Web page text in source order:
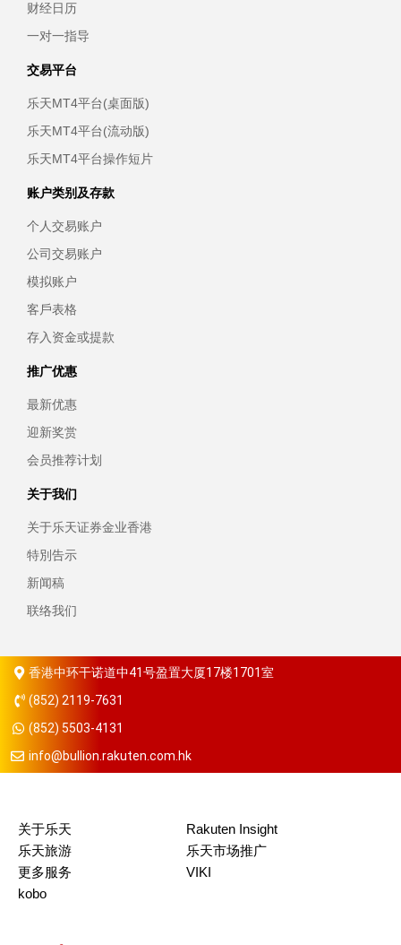
财经日历
一对一指导
交易平台
乐天MT4平台(桌面版)
乐天MT4平台(流动版)
乐天MT4平台操作短片
账户类别及存款
个人交易账户
公司交易账户
模拟账户
客戶表格
存入资金或提款
推广优惠
最新优惠
迎新奖赏
会员推荐计划
关于我们
关于乐天证券金业香港
特別告示
新闻稿
联络我们
香港中环干诺道中41号盈置大厦17楼1701室
(852) 2119-7631
(852) 5503-4131
info@bullion.rakuten.com.hk
关于乐天
Rakuten Insight
乐天旅游
乐天市场推广
更多服务
VIKI
kobo